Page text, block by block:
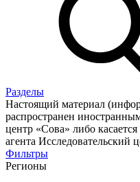
Разделы
Настоящий материал
распространен
центр «Сова» либо
агента Исследовательский
Фильтры
Регионы